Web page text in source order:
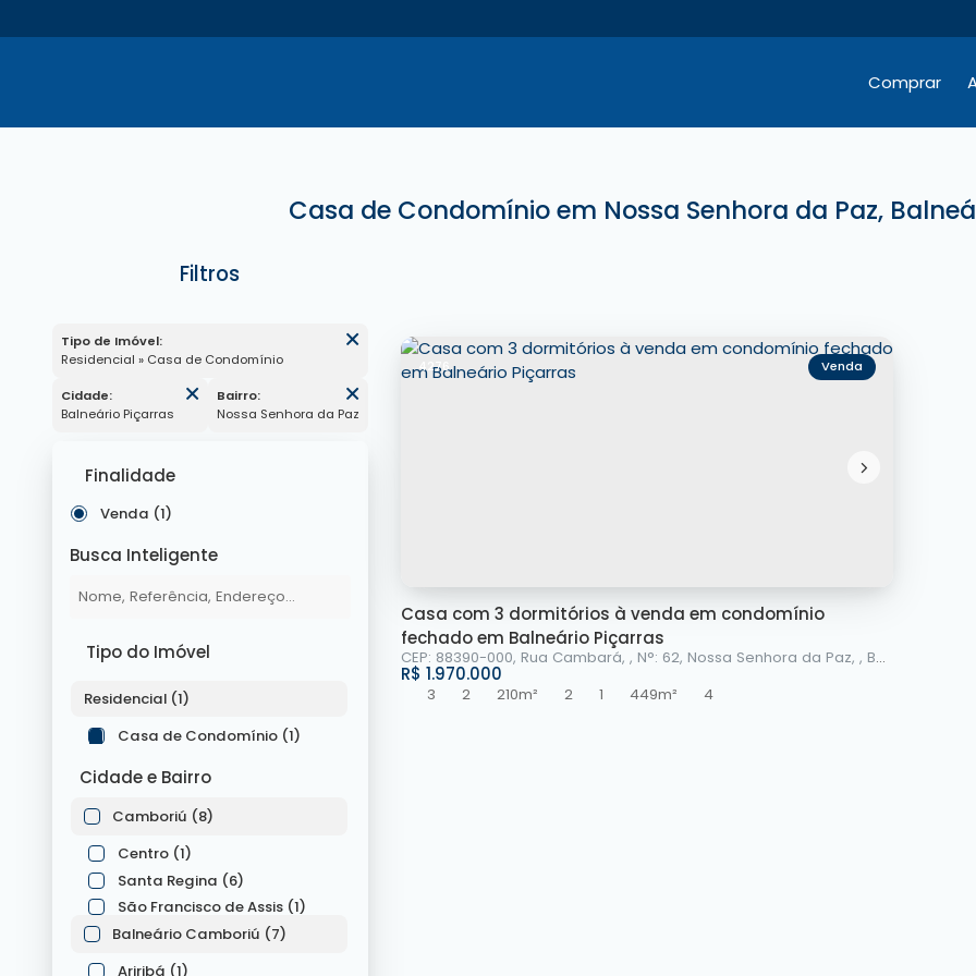
Comprar
Casa de Condomínio em Nossa Senhora da Paz,
Tipo de Imóvel:
Residencial » Casa de Condomínio
Cidade:
Balneário Piçarras
Bairro:
Nossa Senhora da Paz
Finalidade
Venda (1)
Busca Inteligente
Tipo do Imóvel
Residencial (1)
Casa de Condomínio (1)
Cidade e Bairro
Camboriú (8)
Centro (1)
Santa Regina (6)
São Francisco de Assis (1)
Balneário Camboriú (7)
Ariribá (1)
4276
Casa com 3 dormitórios à venda em condomínio
fechado em Balneário Piçarras
R$ 1.970.000
CEP: 88390-000, Rua Cambará , N°: 62, Nossa Senhora da Paz , Balneário Piçarras
3
2 210m² 2 1 449m² 4